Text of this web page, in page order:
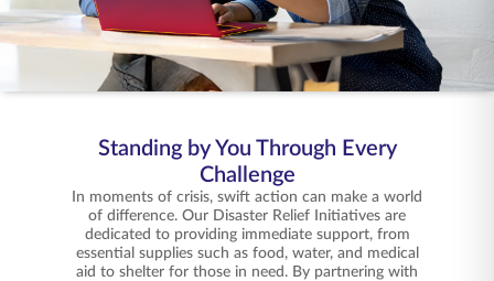
ENGLISH
ஆன்லைனில் வாங்குங்கள் பிரீமியம் செலுத்துங்கள்
Standing by You Through Every
Challenge
In moments of crisis, swift action can make a world
of difference. Our Disaster Relief Initiatives are
dedicated to providing immediate support, from
essential supplies such as food, water, and medical
aid to shelter for those in need. By partnering with